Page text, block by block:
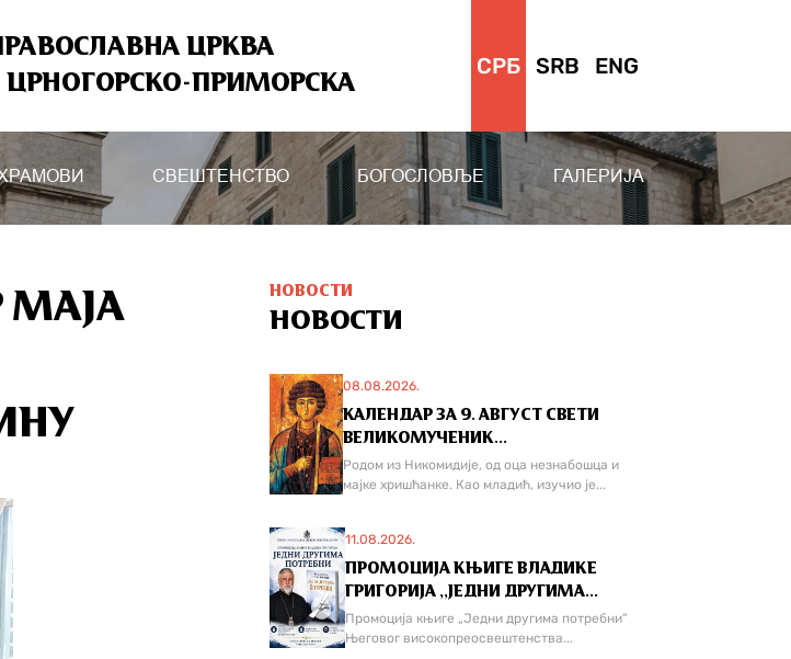
ЦРКВА
ПРИМОРСКА
СРБ SRB ENG
СВЕШТЕНСТВО БОГОСЛОВЉЕ ГАЛЕРИЈА
МАЈА
НОВОСТИ
НОВОСТИ
08.08.2026.
КАЛЕНДАР ЗА 9. АВГУСТ СВЕТИ
ВЕЛИКОМУЧЕНИК...
Родом из Никомидије, од оца незнабошца и
мајке хришћанке. Као младић, изучио је...
11.08.2026.
ПРОМОЦИЈА КЊИГЕ ВЛАДИКЕ
ГРИГОРИЈА ,,ЈЕДНИ ДРУГИМА...
Промоција књиге „Једни другима потребни“
Његовог високопреосвештенства...